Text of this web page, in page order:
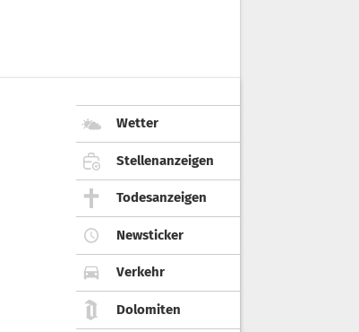
Wetter
Stellenanzeigen
Todesanzeigen
Newsticker
Verkehr
Dolomiten